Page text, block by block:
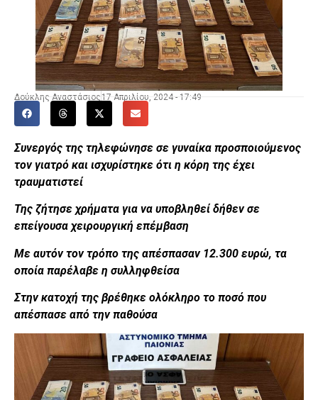
Δούκλης Αναστάσιος 17 Απριλίου, 2024 - 17:49
Συνεργός της τηλεφώνησε σε γυναίκα προσποιούμενος
τον γιατρό και ισχυρίστηκε ότι η κόρη της έχει
τραυματιστεί
Της ζήτησε χρήματα για να υποβληθεί δήθεν σε
επείγουσα χειρουργική επέμβαση
Με αυτόν τον τρόπο της απέσπασαν 12.300 ευρώ, τα
οποία παρέλαβε η συλληφθείσα
Στην κατοχή της βρέθηκε ολόκληρο το ποσό που
απέσπασε από την παθούσα